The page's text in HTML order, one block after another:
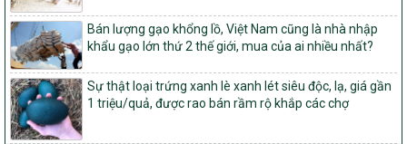
14/2026/TT-BNNMT
Hướng dẫn thực hiện một số nội dung tiêu chí, điều kiện thuộc Bộ
tiêu chí quốc gia về nông thôn mới giai đoạn 2026 – 2030 thuộc
phạm vi quản lý nhà nước của Bộ Nông nghiệp và Môi trường
417/QĐ-BNNMT
Phê duyệt Chương trình mục tiêu quốc gia xây dựng nông thôn
mới, giảm nghèo bền vững và phát triển kinh tế – xã hội vùng
Bán lượng gạo khổng lồ, Việt Nam cũng là nhà nhập
khẩu gạo lớn thứ 2 thế giới, mua của ai nhiều nhất?
Sự thật loại trứng xanh lè xanh lét siêu độc, lạ, giá gần
1 triệu/quả, được rao bán rầm rộ khắp các chợ